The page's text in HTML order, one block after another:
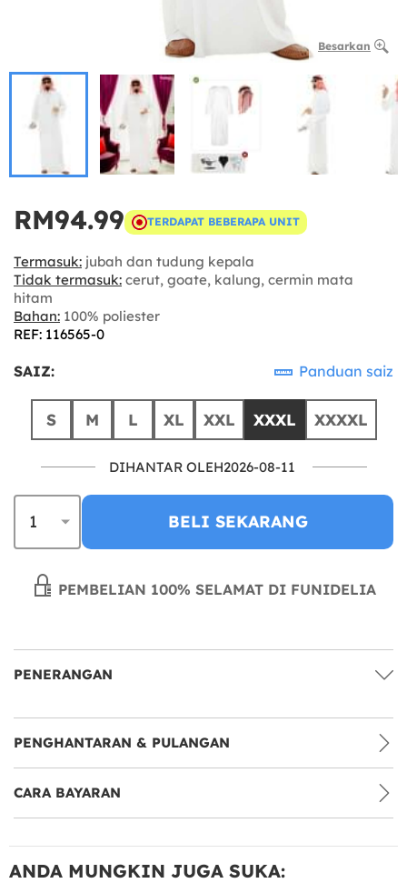
Besarkan
RM94.99 TERDAPAT BEBERAPA UNIT
Termasuk: jubah dan tudung kepala
Tidak termasuk: cerut, goate, kalung, cermin mata
hitam
Bahan: 100% poliester
REF: 116565-0
SAIZ: Panduan saiz
S M L XL XXL XXXL XXXXL
DIHANTAR OLEH2026-08-11
BELI SEKARANG
PEMBELIAN 100% SELAMAT DI FUNIDELIA
PENERANGAN
PENGHANTARAN & PULANGAN
CARA BAYARAN
ANDA MUNGKIN JUGA SUKA: